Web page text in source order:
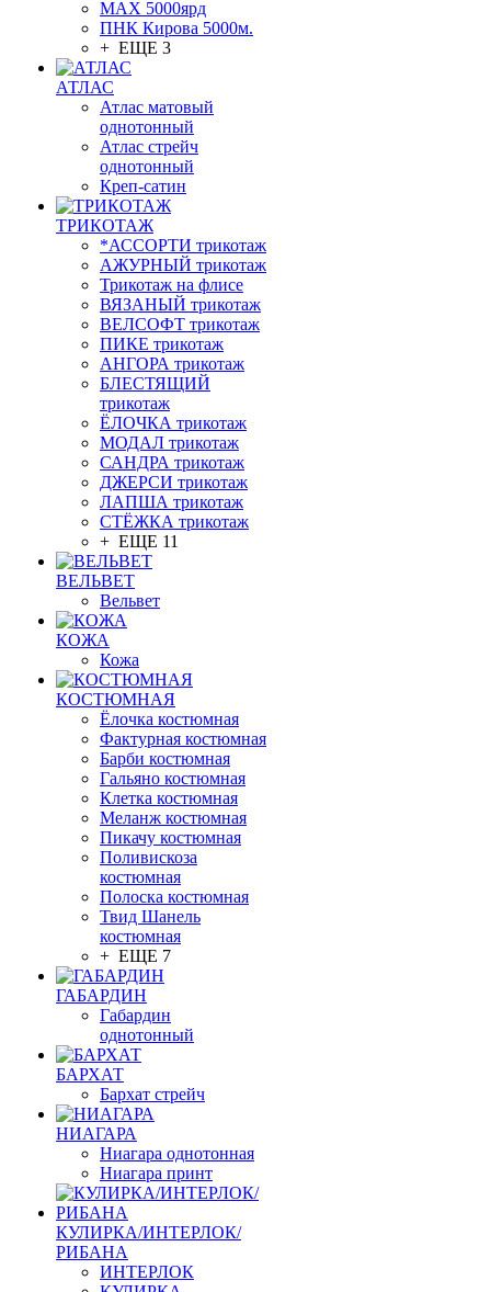
МАХ 5000ярд
ПНК Кирова 5000м.
+ ЕЩЕ 3
АТЛАС
Атлас матовый
однотонный
Атлас стрейч
однотонный
Креп-сатин
ТРИКОТАЖ
*АССОРТИ трикотаж
АЖУРНЫЙ трикотаж
Трикотаж на флисе
ВЯЗАНЫЙ трикотаж
ВЕЛСОФТ трикотаж
ПИКЕ трикотаж
АНГОРА трикотаж
БЛЕСТЯЩИЙ
трикотаж
ЁЛОЧКА трикотаж
МОДАЛ трикотаж
САНДРА трикотаж
ДЖЕРСИ трикотаж
ЛАПША трикотаж
СТЁЖКА трикотаж
+ ЕЩЕ 11
ВЕЛЬВЕТ
Вельвет
КОЖА
Кожа
КОСТЮМНАЯ
Ёлочка костюмная
Фактурная костюмная
Барби костюмная
Гальяно костюмная
Клетка костюмная
Меланж костюмная
Пикачу костюмная
Поливискоза
костюмная
Полоска костюмная
Твид Шанель
костюмная
+ ЕЩЕ 7
ГАБАРДИН
Габардин
однотонный
БАРХАТ
Бархат стрейч
НИАГАРА
Ниагара однотонная
Ниагара принт
КУЛИРКА/ИНТЕРЛОК/
РИБАНА
ИНТЕРЛОК